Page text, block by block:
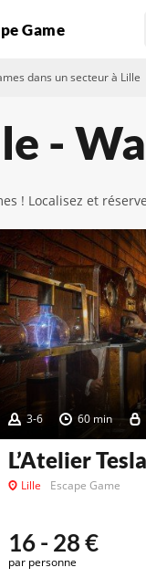
Game
dans un secteur à Lille
-
! Localisez et
3-6 60 min
L’Atelier Tesla
Lille Escape Game
16 - 28€
par personne